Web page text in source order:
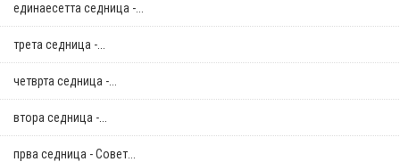
единаесетта седница -...
трета седница -...
четврта седница -...
втора седница -...
прва седница - Совет...